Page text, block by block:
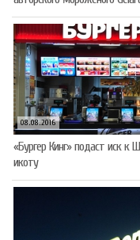
08.08.2016
«Бургер Кинг» подаст иск к
икоту